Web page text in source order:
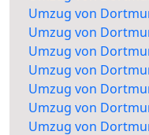
Umzug von
Umzug von
Umzug von
Umzug von
Umzug von
Umzug von
Umzug von